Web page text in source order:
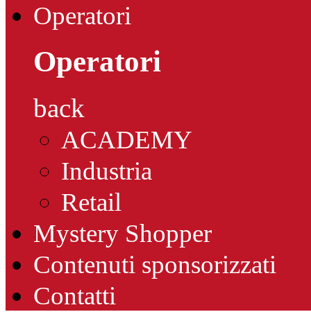
Operatori
Operatori
back
ACADEMY
Industria
Retail
Mystery Shopper
Contenuti sponsorizzati
Contatti